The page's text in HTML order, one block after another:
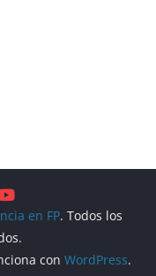
en FP. Todos los
con WordPress.